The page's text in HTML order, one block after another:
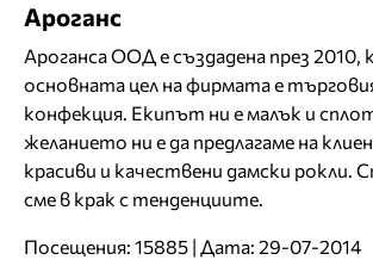
Ароганс
Ароганса ООД е създадена през 2010,
основната цел на фирмата е
конфекция. Екипът ни е малък и
желанието ни е да предлагаме на
красиви и качествени дамски рокли.
сме в крак с тенденциите.
Посещения: 15885 | Дата: 29-07-2014